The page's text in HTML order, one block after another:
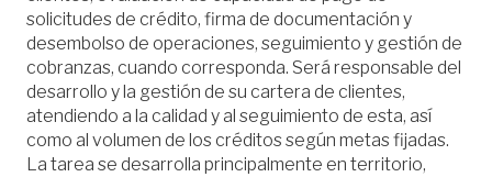
solicitudes de crédito, firma de documentación y
desembolso de operaciones, seguimiento y gestión de
cobranzas, cuando corresponda. Será responsable del
desarrollo y la gestión de su cartera de clientes,
atendiendo a la calidad y al seguimiento de esta, así
como al volumen de los créditos según metas fijadas.
La tarea se desarrolla principalmente en territorio,